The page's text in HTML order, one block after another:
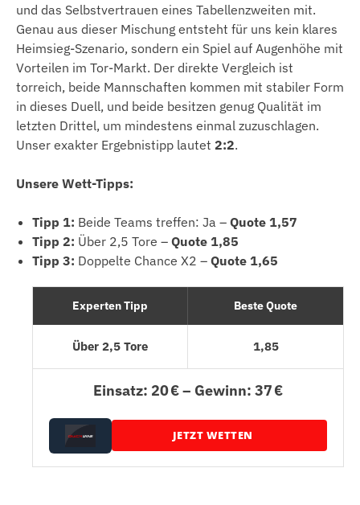
und das Selbstvertrauen eines Tabellenzweiten mit.
Genau aus dieser Mischung entsteht für uns kein klares
Heimsieg-Szenario, sondern ein Spiel auf Augenhöhe mit
Vorteilen im Tor-Markt. Der direkte Vergleich ist
torreich, beide Mannschaften kommen mit stabiler Form
in dieses Duell, und beide besitzen genug Qualität im
letzten Drittel, um mindestens einmal zuzuschlagen.
Unser exakter Ergebnistipp lautet 2:2.
Unsere Wett-Tipps:
Tipp 1: Beide Teams treffen: Ja – Quote 1,57
Tipp 2: Über 2,5 Tore – Quote 1,85
Tipp 3: Doppelte Chance X2 – Quote 1,65
Experten Tipp Beste Quote
Über 2,5 Tore 1,85
Einsatz: 20 € – Gewinn: 37 €
JETZT WETTEN